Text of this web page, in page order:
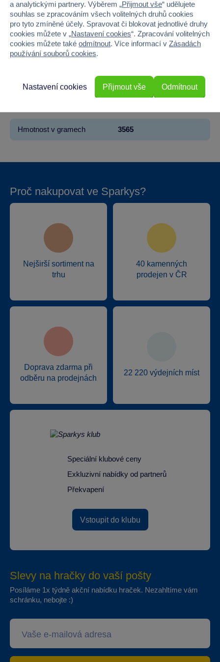
Materiál PAPÍR
Počet dílků 6000
Výška 31.5
Hmotnost v gramech 3565
Proč nakupovat ve Sparkys?
Nejširší sortiment na
trhu
40 kamenných
prodejen v ČR
Doprava zdarma při
odběru na prodejnách
22 220 výdejních míst
Speciální klubové ceny
Exkluzivní nabídky od partnerů
Překvapení
Vstoupit do klubu
Slevy na hračky do vaší pošty
Posíláme 1x týdně akční nabídku hraček. Nezahltíme vám
schránku, nebojte :)
a analytickými partnery. Výběrem „Přijmout vše“ udělujete
souhlas se zpracováním všech volitelných druhů cookies
pro tyto zmíněné účely. Spravovat či blokovat jednotlivé druhy
cookies můžete v „Nastavení cookies“. Zpracování volitelných
cookies můžete také odmítnout. Více informací v Zásadách
používání souborů cookies.
Odmítnout
Nastavení cookies Přijmout vše